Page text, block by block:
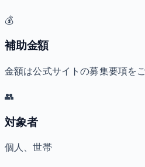
💰
補助金額
金額は公式サイトの募集要項を
👥
対象者
個人、世帯